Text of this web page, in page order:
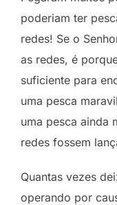
poderiam ter
redes! Se o
as redes, é
suficiente para
uma pesca
uma pesca ainda
redes fossem
Quantas vezes
operando por